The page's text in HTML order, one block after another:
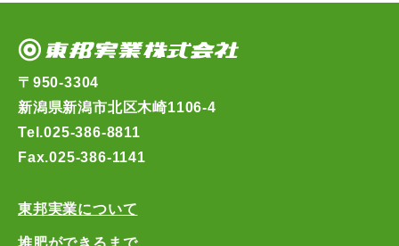
〒950-3304
新潟県新潟市北区木崎1106-4
Tel.025-386-8811
Fax.025-386-1141
東邦実業について
堆肥ができるまで